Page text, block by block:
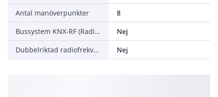
Antal manöverpunkter
8
Bussystem KNX-RF (Radiofrekvens)
Nej
Dubbelriktad radiofrekvens
Nej